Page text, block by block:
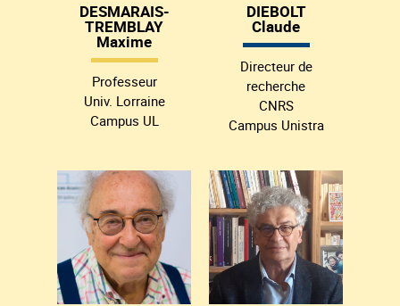
DESMARAIS-
TREMBLAY
Maxime
Professeur
Univ. Lorraine
Campus UL
DIEBOLT
Claude
Directeur de
recherche
CNRS
Campus Unistra